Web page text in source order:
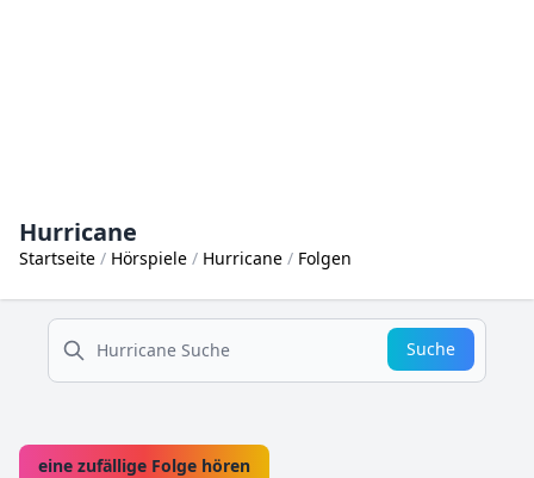
Hurricane
Startseite Hörspiele Hurricane Folgen
suche
Suche
eine zufällige Folge hören